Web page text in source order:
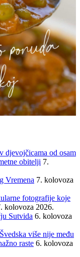
djevojčicama od osam
obitelji 7.
Vremena 7. kolovoza
fotografije koje
kolovoza 2026.
Sutvida 6. kolovoza
više nije među
raste 6. kolovoza